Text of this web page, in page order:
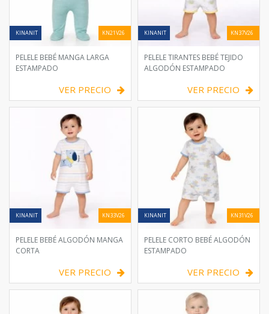
KINANIT KN21V26
PELELE BEBÉ MANGA LARGA
ESTAMPADO
VER PRECIO
KINANIT KN37V26
PELELE TIRANTES BEBÉ TEJIDO
ALGODÓN ESTAMPADO
VER PRECIO
KINANIT KN33V26
PELELE BEBÉ ALGODÓN MANGA
CORTA
VER PRECIO
KINANIT KN31V26
PELELE CORTO BEBÉ ALGODÓN
ESTAMPADO
VER PRECIO